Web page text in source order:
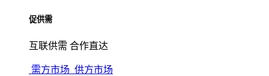
促供需
互联供需 合作直达
需方市场 供方市场